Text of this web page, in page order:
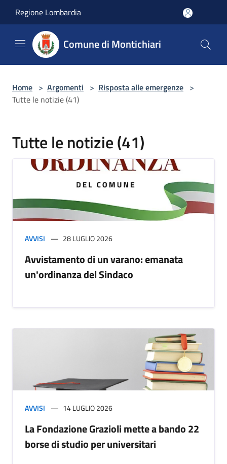
Regione Lombardia
Comune di Montichiari
Home > Argomenti > Risposta alle emergenze >
Tutte le notizie (41)
Tutte le notizie (41)
AVVISI 28 LUGLIO 2026
Avvistamento di un varano: emanata
un'ordinanza del Sindaco
AVVISI 14 LUGLIO 2026
La Fondazione Grazioli mette a bando 22
borse di studio per universitari